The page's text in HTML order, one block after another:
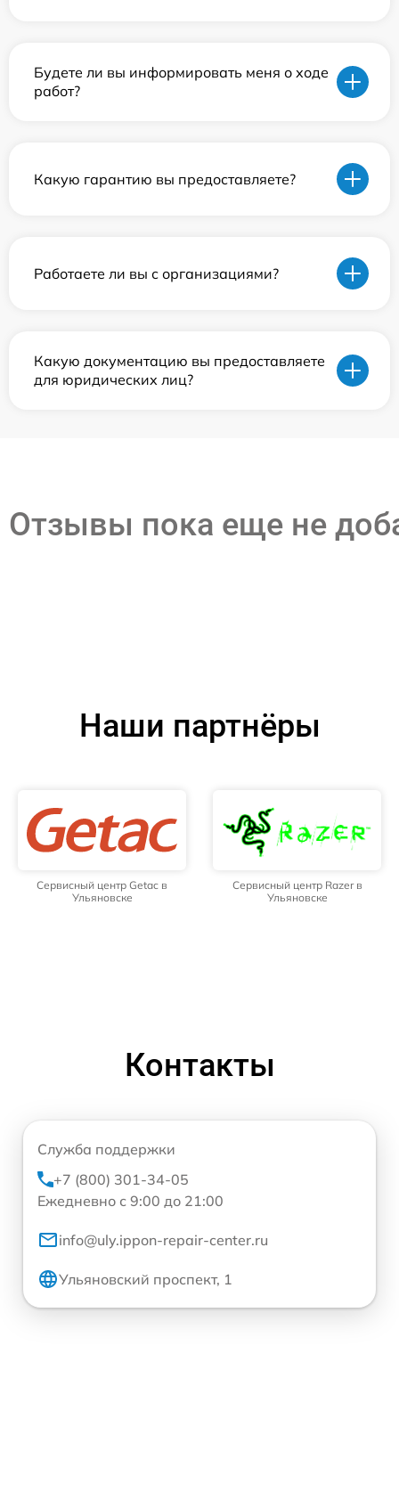
Будете ли вы информировать меня о ходе
работ?
Какую гарантию вы предоставляете?
Работаете ли вы с организациями?
Какую документацию вы предоставляете
для юридических лиц?
Отзывы пока еще не
Наши партнёры
Сервисный центр Getac в
Ульяновске
Сервисный центр Razer в
Ульяновске
Контакты
Служба поддержки
+7 (800) 301-34-05
Ежедневно с 9:00 до 21:00
info@uly.ippon-repair-center.ru
Ульяновский проспект, 1